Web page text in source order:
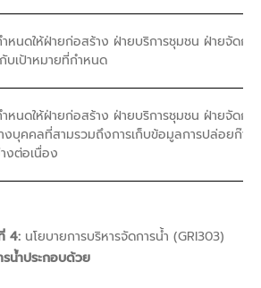
หนดให้ฝ่ายก่อสร้าง ฝ่ายบริการชุมชน ฝ่ายจัดกา
เป้าหมายที่กำหนด
หนดให้ฝ่ายก่อสร้าง ฝ่ายบริการชุมชน ฝ่ายจัดกา
งบุคคลที่สามรวมถึงการเก็บข้อมูลการปล่อยก๊า
งต่อเนื่อง
4: นโยบายการบริหารจัดการน้ำ (GRI303)
รน้ำประกอบด้วย